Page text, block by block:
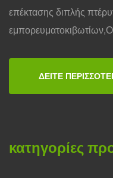
επέκτασης διπλής
ΔΕΊΤΕ
κατηγορίες